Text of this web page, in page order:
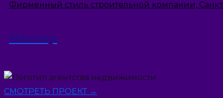
Фирменный стиль строительной компании,
Мастер
СМОТРЕТЬ ПРОЕКТ →